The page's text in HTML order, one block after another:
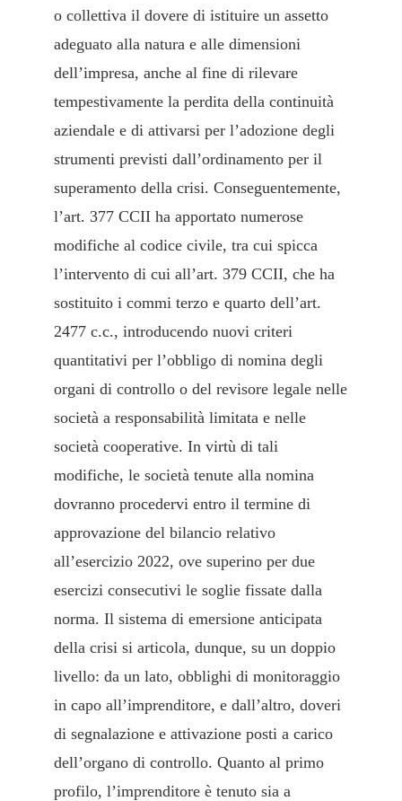
o collettiva il dovere di istituire un assetto
adeguato alla natura e alle dimensioni
dell’impresa, anche al fine di rilevare
tempestivamente la perdita della continuità
aziendale e di attivarsi per l’adozione degli
strumenti previsti dall’ordinamento per il
superamento della crisi. Conseguentemente,
l’art. 377 CCII ha apportato numerose
modifiche al codice civile, tra cui spicca
l’intervento di cui all’art. 379 CCII, che ha
sostituito i commi terzo e quarto dell’art.
2477 c.c., introducendo nuovi criteri
quantitativi per l’obbligo di nomina degli
organi di controllo o del revisore legale nelle
società a responsabilità limitata e nelle
società cooperative. In virtù di tali
modifiche, le società tenute alla nomina
dovranno procedervi entro il termine di
approvazione del bilancio relativo
all’esercizio 2022, ove superino per due
esercizi consecutivi le soglie fissate dalla
norma. Il sistema di emersione anticipata
della crisi si articola, dunque, su un doppio
livello: da un lato, obblighi di monitoraggio
in capo all’imprenditore, e dall’altro, doveri
di segnalazione e attivazione posti a carico
dell’organo di controllo. Quanto al primo
profilo, l’imprenditore è tenuto sia a